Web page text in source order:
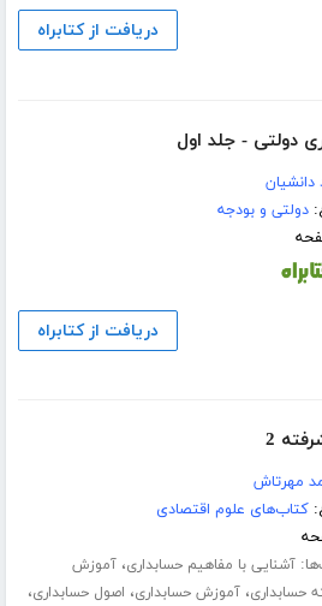
دریافت از کتابراه
دولتی - جلد اول
دانشیان
دولتی و بودجه
دریافت از کتابراه
2
مهرتاش
کتاب‌های علوم اقتصادی
آشنایی با مفاهیم حسابداری،آموزش
حسابداری،آموزش حسابداری، اصول حسابداری،